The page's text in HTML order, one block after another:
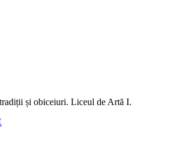
și obiceiuri. Liceul de Artă I.